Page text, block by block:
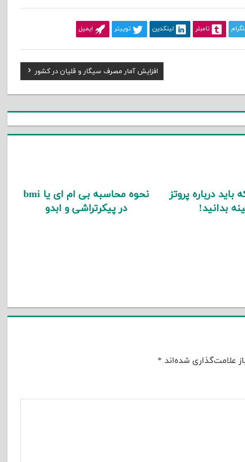
تامبلر لینکدین توییتر ایمیل
Next
Post:
افزایش آمار مصرف سیگار و قلیان در کشور
باید درباره پروتز
بدانید!
نحوه محاسبه بی ام ای یا bmi
در پیکرتراشی و ابدو
علامت‌گذاری شده‌اند *